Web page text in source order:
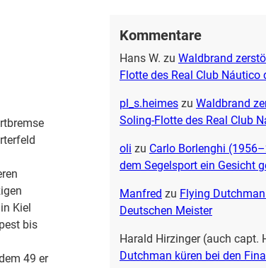
Kiel
bis
49 er
Kommentare
Hans W. zu Waldbrand
Flotte des Real Club Náutico
pl_s.heimeszu Waldbrand
Soling-Flotte des Real Club
oli zu Carlo Borlenghi
dem Segelsport ein Gesicht
Manfred zu Flying
Deutschen Meister
Harald Hirzinger (auch capt.
Dutchman küren bei den